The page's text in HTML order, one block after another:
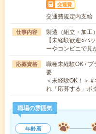
交通費
交通費規定内支給
仕事内容
製造（組立・加工）
【未経験歓迎○パ
ーやコンビニで
応募資格
職種未経験OK / ブ
要
＜未経験OK！＞
れ「応募する」
職場の雰囲気
年齢層